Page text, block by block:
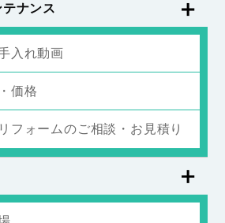
ナンス
入れ動画
価格
フォームのご相談・お見積り